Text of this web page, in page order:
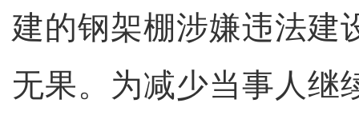
建的钢架棚涉嫌违法建
无果。为减少当事人继